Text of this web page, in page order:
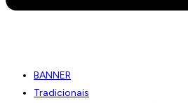
BANNER
Tradicionais